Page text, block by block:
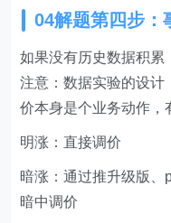
04解题第四步：
如果没有历史数据积累
注意：数据实验的设计
价本身是个业务动作，
明涨：直接调价
暗涨：通过推升级版、
暗中调价